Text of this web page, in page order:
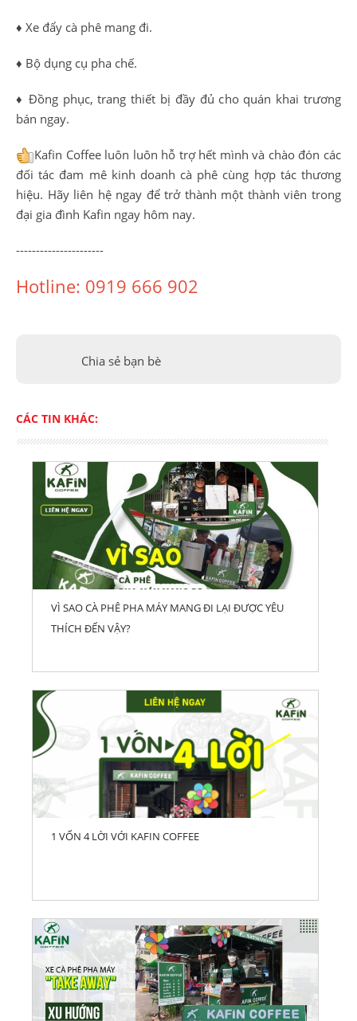
♦ Xe đẩy cà phê mang đi.
♦ Bộ dụng cụ pha chế.
♦ Đồng phục, trang thiết bị đầy đủ cho quán khai trương
bán ngay.
Kafin Coffee luôn luôn hỗ trợ hết mình và chào đón các
đối tác đam mê kinh doanh cà phê cùng hợp tác thương
hiệu. Hãy liên hệ ngay để trở thành một thành viên trong
đại gia đình Kafin ngay hôm nay.
----------------------
Hotline: 0919 666 902
Chia sẻ bạn bè
CÁC TIN KHÁC:
VÌ SAO CÀ PHÊ PHA MÁY MANG ĐI LẠI ĐƯỢC YÊU
THÍCH ĐẾN VẬY?
1 VỐN 4 LỜI VỚI KAFIN COFFEE